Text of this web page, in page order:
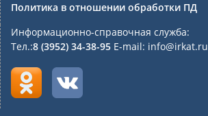
Политика в отношении обработки ПД
Информационно-справочная служба:
Тел.:8 (3952) 34-38-95 E-mail: info@irkat.ru